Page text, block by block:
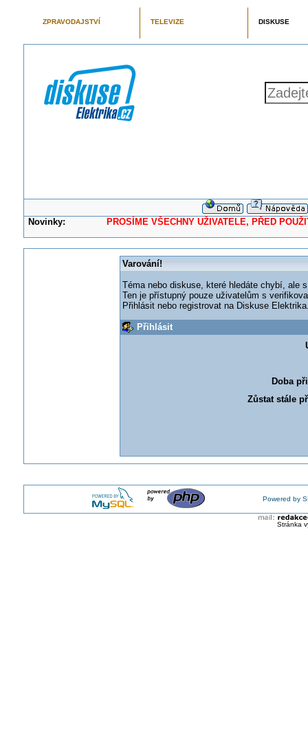
ZPRAVODAJSTVÍ TELEVIZE DISKUSE
Novinky: PROSÍME VŠECHNY UŽIVATELE, PŘED
Varování!
Téma nebo diskuse, které hledáte chybí, ale
Ten je přístupný pouze uživatelům s
Přihlásit nebo registrovat na Diskuse
Přihlásit
Doba
Zůstat stále
Powered by
Stránka